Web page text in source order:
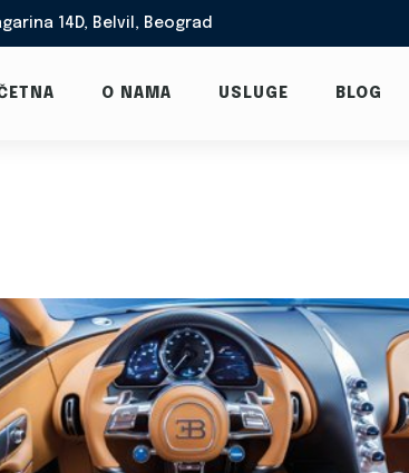
14D, Belvil, Beograd
O NAMA USLUGE BLOG